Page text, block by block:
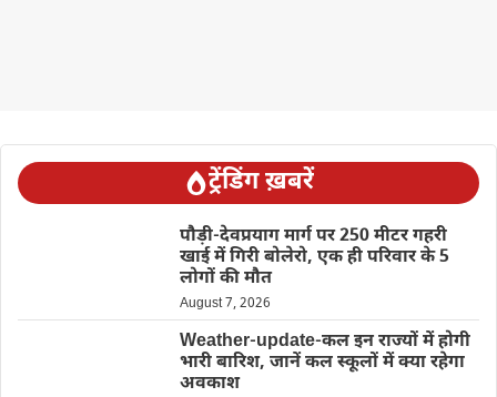
ट्रेंडिंग ख़बरें
पौड़ी-देवप्रयाग मार्ग पर 250 मीटर गहरी
खाई में गिरी बोलेरो, एक ही परिवार के 5
लोगों की मौत
August 7, 2026
Weather-update-कल इन राज्यों में होगी
भारी बारिश, जानें कल स्कूलों में क्या रहेगा
अवकाश